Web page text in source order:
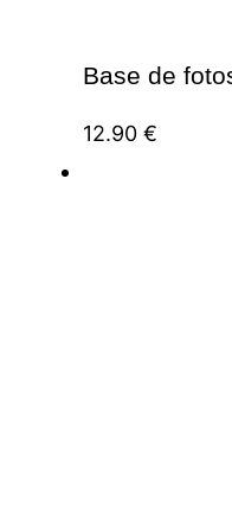
Base de
12.90 €